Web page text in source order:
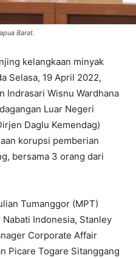
Barat.
kelangkaan minyak
Selasa, 19 April 2022,
Indrasari Wisnu Wardhana
Luar Negeri
Daglu Kemendag)
korupsi pemberian
bersama 3 orang dari
Tumanggor (MPT)
Indonesia, Stanley
Corporate Affair
Picare Togare Sitanggang